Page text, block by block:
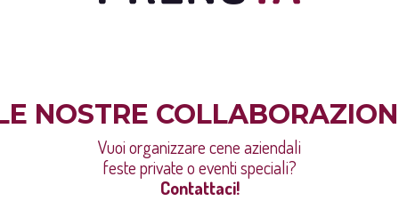
NOSTRE
Vuoi organizzare cene aziendali
feste private o eventi speciali?
Contattaci!